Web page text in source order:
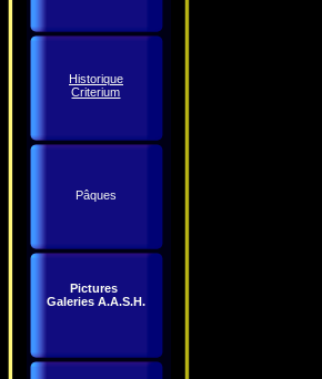
Historique
Criterium
Pâques
Pictures
Galeries A.A.S.H.